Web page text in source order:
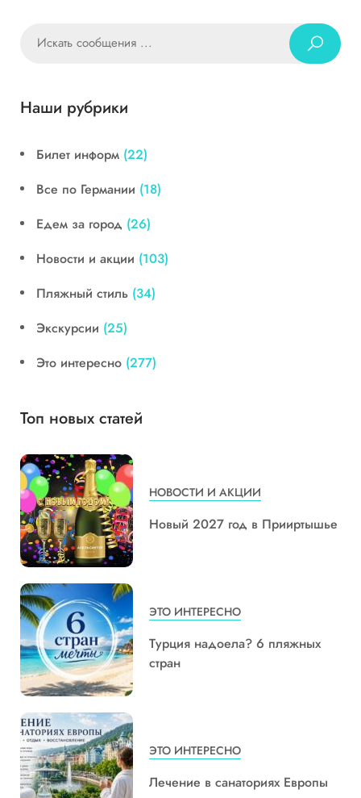
Наши рубрики
Билет информ (22)
Все по Германии (18)
Едем за город (26)
Новости и акции (103)
Пляжный стиль (34)
Экскурсии (25)
Это интересно (277)
Топ новых статей
НОВОСТИ И АКЦИИ
Новый 2027 год в Прииртышье
ЭТО ИНТЕРЕСНО
Турция надоела? 6 пляжных
стран
ЭТО ИНТЕРЕСНО
Лечение в санаториях Европы